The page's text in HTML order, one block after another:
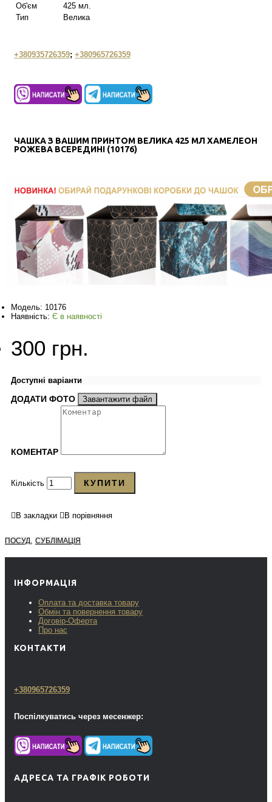
Об'єм
425 мл.
Тип
Велика
+380935726359; +380965726359
ЧАШКА З ВАШИМ ПРИНТОМ ВЕЛИКА 425 МЛ ХАМЕЛЕОН
РОЖЕВА ВСЕРЕДИНІ (10176)
Модель: 10176
Наявність: Є в наявності
300 грн.
Доступні варіанти
ДОДАТИ ФОТО Завантажити файл
КОМЕНТАР
Кількість КУПИТИ
В закладки В порівняння
ПОСУД СУБЛІМАЦІЯ
ІНФОРМАЦІЯ
Оплата та доставка товару
Обмін та повернення товару
Договір-Оферта
Про нас
КОНТАКТИ
+380965726359
Поспілкуватись через месенжер:
АДРЕСА ТА ГРАФІК РОБОТИ